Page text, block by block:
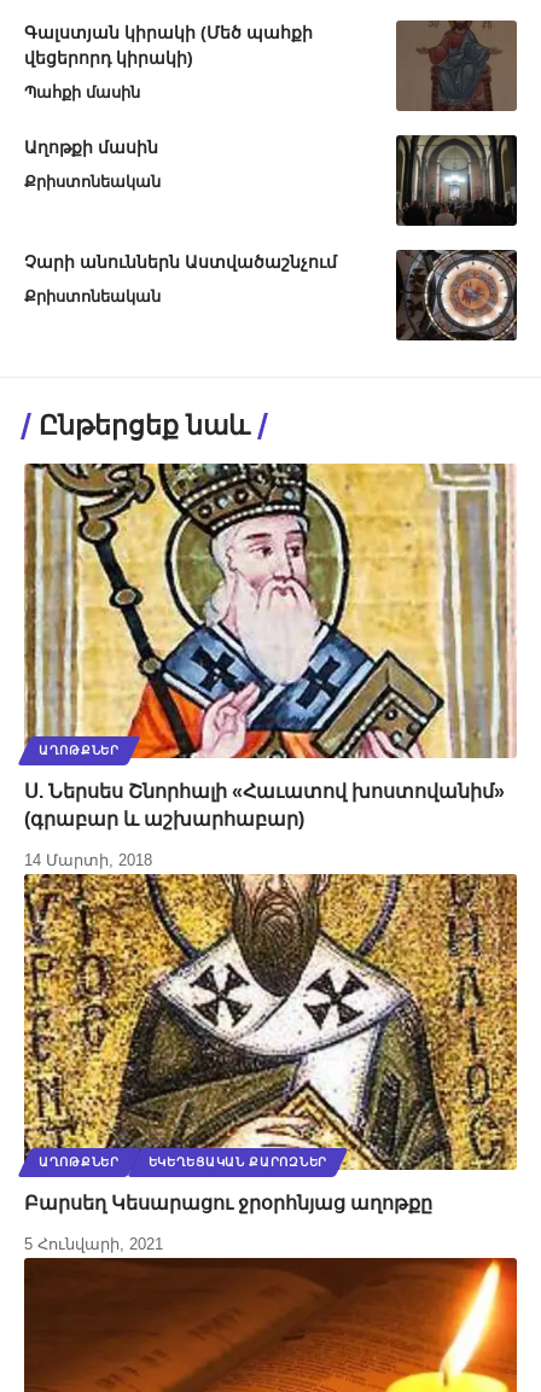
Գալստյան կիրակի (Մեծ պահքի
վեցերորդ կիրակի)
Պահքի մասին
Աղոթքի մասին
Քրիստոնեական
Չարի անուններն Աստվածաշնչում
Քրիստոնեական
Ընթերցեք նաև
ԱՂՈԹՔՆԵՐ
Ս. Ներսես Շնորհալի «Հաւատով խոստովանիմ»
(գրաբար և աշխարհաբար)
14 Մարտի, 2018
ԱՂՈԹՔՆԵՐ ԵԿԵՂԵՑԱԿԱՆ ՔԱՐՈԶՆԵՐ
Բարսեղ Կեսարացու ջրօրհնյաց աղոթքը
5 Հունվարի, 2021